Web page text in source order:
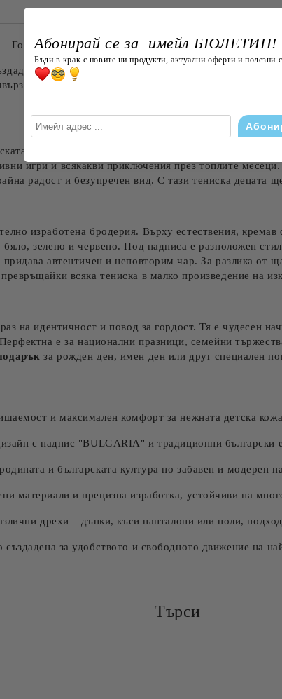
Съгласен
– Гордост и Комфорт за Малчугани
с любов към детайла и българските традиции!
към родината по стилен и удобен начин.
осигурява максимален комфорт и нежност към
игри и всякакви приключения през топлите
радост и безупречен вид. С тази тениска децата
изработена бродерия. Върху естествения, кремав
бяло, зелено и червено. Под надписа е разположен
автентичен и неповторим чар. За разлика от
всяка тениска в малко произведение на
на идентичност и повод за гордост. Тя е чудесен
е за национални празници, семейни
за рожден ден, имен ден или друг специален
и максимален комфорт за нежната детска
с надпис "BULGARIA" и традиционни български
и българската култура по забавен и модерен
материали и прецизна изработка, устойчиви на
дрехи – дънки, къси панталони или поли,
създадена за удобството и свободното движение на
Търси
Абонирай се за имейл БЮЛЕТИН!
Бъди в крак с новите ни продукти, актуални оферти и полезни